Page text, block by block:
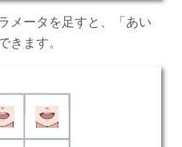
メータを足すと、「あい
きます。